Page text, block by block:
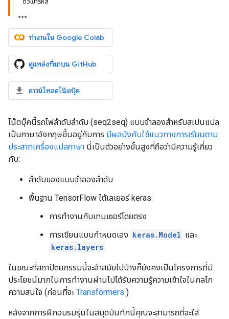
ทำงานใน Google Colab
ดูแหล่งที่มาบน GitHub
ดาวน์โหลดโน๊ตบุ๊ค
โน๊ตบุ๊คนี้รถไฟลำดับลำดับ (seq2seq) แบบจำลองสำหรับสเปนแปล
เป็นภาษาอังกฤษขึ้นอยู่กับการ มีผลบังคับใช้แนวทางการเรียนตาม
ประสาทเครื่องแปลภาษา นี่เป็นตัวอย่างขั้นสูงที่ถือว่ามีความรู้เกี่ยว
กับ:
ลำดับของแบบจำลองลำดับ
พื้นฐาน TensorFlow ใต้เลเยอร์ keras:
การทำงานกับเทนเซอร์โดยตรง
การเขียนแบบกำหนดเอง keras.Model และ
keras.layers
ในขณะที่สถาปัตยกรรมนี้จะล้าสมัยไปบ้างก็ยังคงเป็นโครงการที่มี
ประโยชน์มากในการทำงานผ่านไปได้รับความรู้ความเข้าใจในกลไก
ความสนใจ (ก่อนที่จะTransformers )
หลังจากการฝึกอบรมรุ่นในสมุดบันทึกนี้คุณจะสามารถที่จะใส่